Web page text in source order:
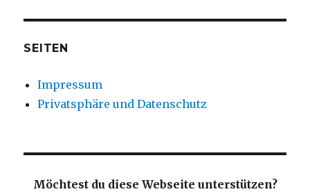
SEITEN
Impressum
Privatsphäre und Datenschutz
Möchtest du diese Webseite unterstützen?